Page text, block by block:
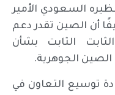
السعودي الأمير
أن الصين تقدر دعم
الثابت بشأن
الجوهرية.
توسيع التعاون في